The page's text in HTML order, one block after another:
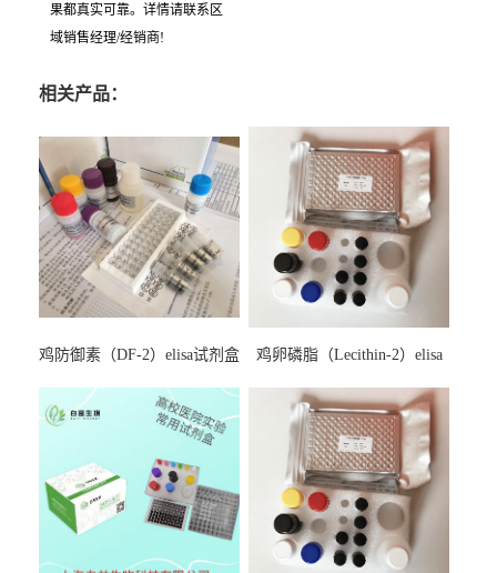
果都真实可靠。详情请联系区
域销售经理/经销商!
相关产品：
鸡防御素（DF-2）elisa试剂盒
鸡卵磷脂（Lecithin-2）elisa